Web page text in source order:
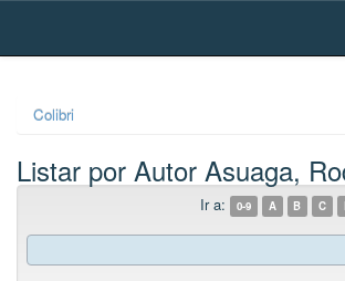
Skip
Colibri
Listar por Autor Asuaga,
Ir a: 0-9 A B C